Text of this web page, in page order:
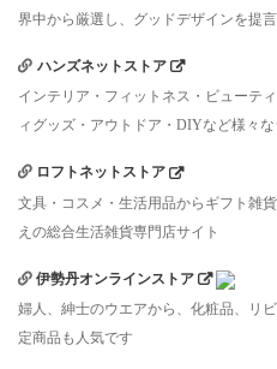
界中から厳選し、グッドデザインを提
ハンズネットストア
インテリア・フィットネス・ビューテ
ィグッズ・アウトドア・DIYなど様々
ロフトネットストア
文具・コスメ・生活用品からギフト雑
えの総合生活雑貨専門店サイト
伊勢丹オンラインストア
婦人、紳士のウエアから、化粧品、リ
定商品も人気です